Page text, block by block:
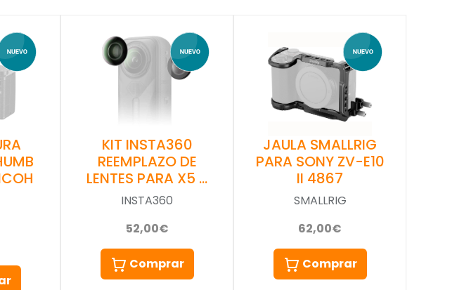
KIT INSTA360
REEMPLAZO DE
LENTES PARA X5 …
INSTA360
52,00€
Comprar
JAULA SMALLRIG
PARA SONY ZV-E10
II 4867
SMALLRIG
62,00€
Comprar